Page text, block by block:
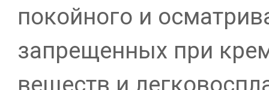
покойного и
запрещенных при
веществ и